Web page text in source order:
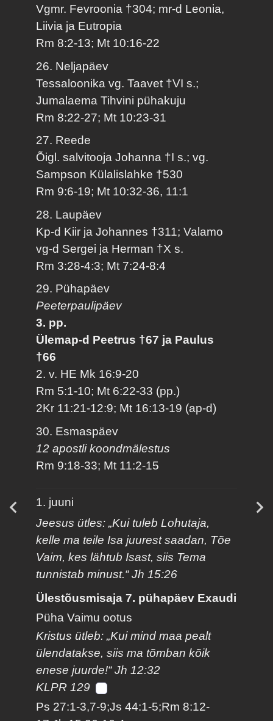
Vgmr. Fevroonia †304; mr-d Leonia,
Liivia ja Eutropia
Rm 8:2-13; Mt 10:16-22
26. Neljapäev
Tessaloonika vg. Taavet †VI s.;
Jumalaema Tihvini pühakuju
Rm 8:22-27; Mt 10:23-31
27. Reede
Õigl. salvitooja Johanna †I s.; vg.
Sampson Külalislahke †530
Rm 9:6-19; Mt 10:32-36, 11:1
28. Laupäev
Kp-d Kiir ja Johannes †311; Valamo
vg-d Sergei ja Herman †X s.
Rm 3:28-4:3; Mt 7:24-8:4
29. Pühapäev
Peeterpaulipäev
3. pp.
Ülemap-d Peetrus †67 ja Paulus
†66
2. v. HE Mk 16:9-20
Rm 5:1-10; Mt 6:22-33 (pp.)
2Kr 11:21-12:9; Mt 16:13-19 (ap-d)
30. Esmaspäev
12 apostli koondmälestus
Rm 9:18-33; Mt 11:2-15
1. juuni
Jeesus ütles: „Kui tuleb Lohutaja,
kelle ma teile Isa juurest saadan, Tõe
Vaim, kes lähtub Isast, siis Tema
tunnistab minust.“ Jh 15:26
Ülestõusmisaja 7. pühapäev Exaudi
Püha Vaimu ootus
Kristus ütleb: „Kui mind maa pealt
ülendatakse, siis ma tõmban kõik
enese juurde!“ Jh 12:32
KLPR 129
Ps 27:1-3,7-9;Js 44:1-5;Rm 8:12-